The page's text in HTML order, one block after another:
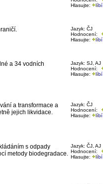
Hlasujte:
líbí
Jazyk: ČJ
Hodnocení:
Hlasujte:
líbí
Jazyk: SJ, AJ
Hodnocení:
Hlasujte:
líbí
a 34 vodních
Jazyk: ČJ
Hodnocení:
Hlasujte:
líbí
a transformace a
jejich likvidace.
Jazyk: ČJ, AJ
Hodnocení:
Hlasujte:
líbí
s odpady
metody biodegradace.